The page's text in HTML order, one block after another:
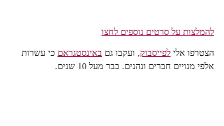
להמלצות על סרטים נוספים לחצו
הצטרפו אלי לפייסבוק, ועקבו גם באינסטגראם כי עשרות
אלפי מנויים חברים ונהנים. כבר מעל 10 שנים.